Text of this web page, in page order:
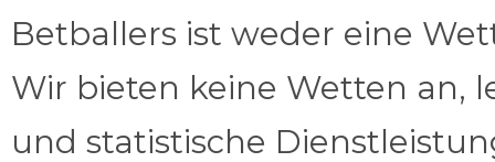
Betballers ist weder eine
Wir bieten keine Wetten an,
und statistische